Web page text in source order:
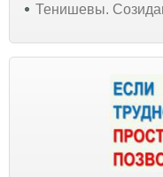
Тенишевы.